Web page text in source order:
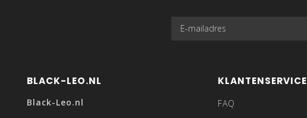
BLACK-LEO.NL
Black-Leo.nl
KLANTENSERVICE
FAQ